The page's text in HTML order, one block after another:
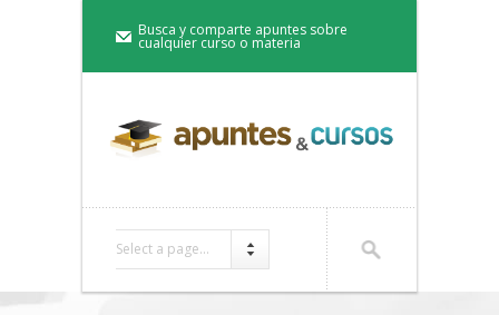
Busca y comparte apuntes sobre
cualquier curso o materia
Select a page...